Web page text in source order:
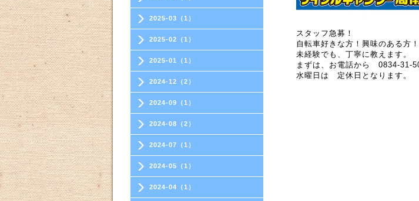
2025-03（1）
2025-02（1）
2025-01（1）
2024-12（2）
2024-09（1）
2024-08（2）
2024-07（1）
2024-05（1）
2024-04（1）
スタッフ急募！
自転車好きな方！興味のある方！
未経験でも、丁寧に教えます。
まずは、お電話から 0834-31-
水曜日は 定休日となります。